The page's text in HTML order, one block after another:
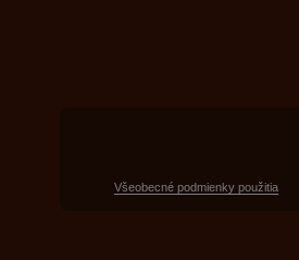
Všeobecné podmienky použitia